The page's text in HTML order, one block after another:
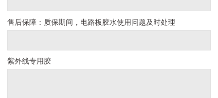
售后保障：质保期间，电路板胶水使用问题及时处理
紫外线专用胶